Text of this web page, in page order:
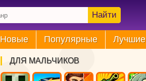
Найти
Новые Популярные Лучшие
ДЛЯ МАЛЬЧИКОВ